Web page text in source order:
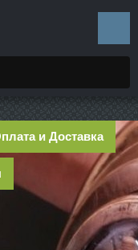
и Доставка